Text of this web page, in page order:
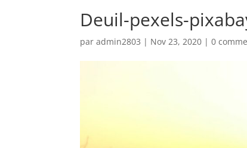
Deuil-pexels-
paradmin2803 | Nov 23, 2020 |0